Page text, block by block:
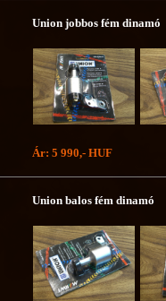
Union jobbos fém dinamó
Ár: 5 990,- HUF
Union balos fém dinamó